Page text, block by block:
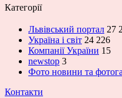
Категорії
Львівський портал 27
Україна і світ 24 226
Компанії України 15
newstop 3
Фото новини та
Контакти